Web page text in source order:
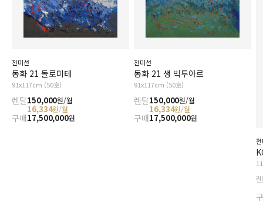
전미선
동화 21 돌로미테
91x117cm (50호)
렌탈150,000원/월
16,334원/월
구매17,500,000원
전미선
동화 21 생 빅투아르
91x117cm (50호)
렌탈150,000원/월
16,334원/월
구매17,500,000원